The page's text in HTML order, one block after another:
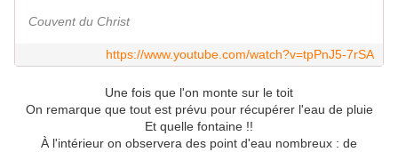
Couvent du Christ
https://www.youtube.com/watch?v=tpPnJ5-7rSA
Une fois que l'on monte sur le toit
On remarque que tout est prévu pour récupérer l'eau de pluie
Et quelle fontaine !!
À l'intérieur on observera des point d'eau nombreux : de